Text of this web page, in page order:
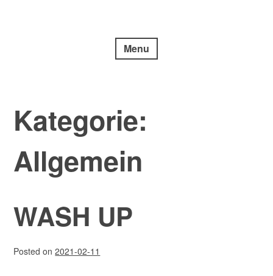
Menu
Kategorie:
Allgemein
WASH UP
Posted on2021-02-11